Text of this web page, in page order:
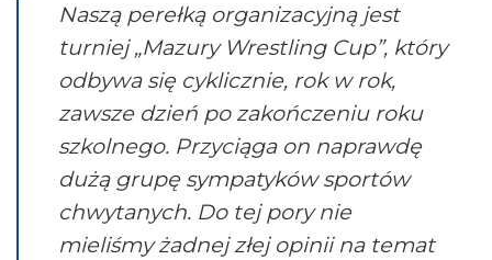
Naszą perełką organizacyjną jest
turniej „Mazury Wrestling Cup”, który
odbywa się cyklicznie, rok w rok,
zawsze dzień po zakończeniu roku
szkolnego. Przyciąga on naprawdę
dużą grupę sympatyków sportów
chwytanych. Do tej pory nie
mieliśmy żadnej złej opinii na temat